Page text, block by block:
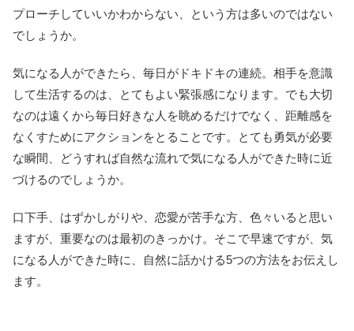
プローチしていいかわからない、という方は多いのではない
でしょうか。
気になる人ができたら、毎日がドキドキの連続。相手を意識
して生活するのは、とてもよい緊張感になります。でも大切
なのは遠くから毎日好きな人を眺めるだけでなく、距離感を
なくすためにアクションをとることです。とても勇気が必要
な瞬間、どうすれば自然な流れで気になる人ができた時に近
づけるのでしょうか。
口下手、はずかしがりや、恋愛が苦手な方、色々いると思い
ますが、重要なのは最初のきっかけ。そこで早速ですが、気
になる人ができた時に、自然に話かける5つの方法をお伝えし
ます。